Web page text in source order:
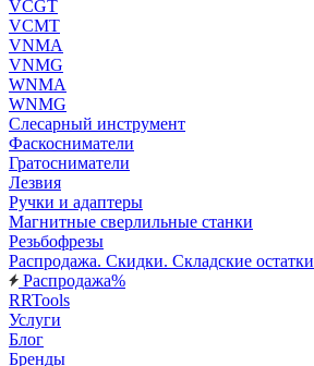
VCGT
VCMT
VNMA
VNMG
WNMA
WNMG
Слесарный инструмент
Фаскосниматели
Гратосниматели
Лезвия
Ручки и адаптеры
Магнитные сверлильные станки
Резьбофрезы
Распродажа. Скидки. Складские остатки
Распродажа%
RRTools
Услуги
Блог
Бренды